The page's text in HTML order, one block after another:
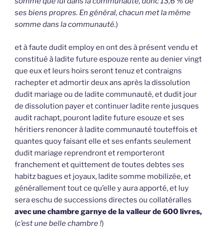
ses biens propres. En général, chacun met la même
somme dans la communauté.)
et à faute dudit employ en ont des à présent vendu et
constitué à ladite future espouze rente au denier vingt
que eux et leurs hoirs seront tenuz et contraigns
rachepter et admortir deux ans après la dissolution
dudit mariage ou de ladite communauté, et dudit jour
de dissolution payer et continuer ladite rente jusques
audit rachapt, pouront ladite future esouze et ses
héritiers renoncer à ladite communauté touteffois et
quantes quoy faisant elle et ses enfants seulement
dudit mariage reprendront et remporteront
franchement et quittement de toutes debtes ses
habitz bagues et joyaux, ladite somme mobilizée, et
générallement tout ce qu’elle y aura apporté, et luy
sera eschu de successions directes ou collatéralles
avec une chambre garnye de la valleur de 600 livres,
(c’est une belle chambre !)